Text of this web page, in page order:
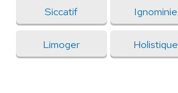
Siccatif Ignominie
Limoger Holistique